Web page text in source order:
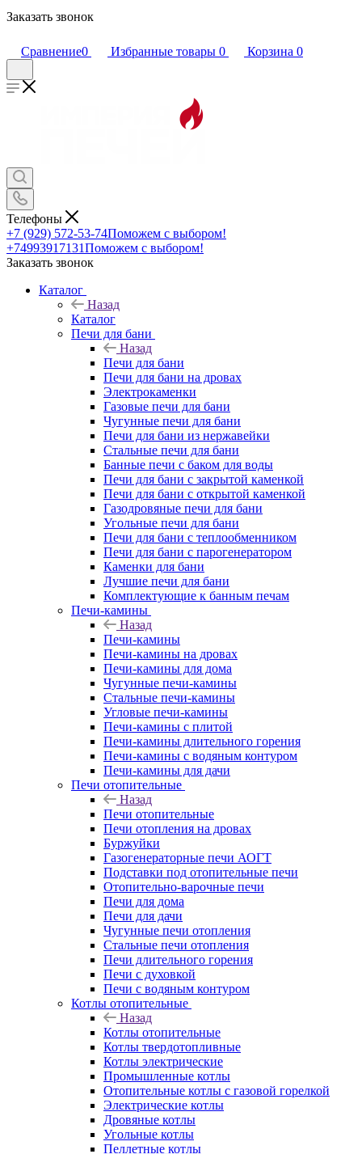
Заказать звонок
Сравнение0 Избранные товары 0 Корзина 0
Телефоны
+7 (929) 572-53-74Поможем с выбором!
+74993917131Поможем с выбором!
Заказать звонок
Каталог
Назад
Каталог
Печи для бани
Назад
Печи для бани
Печи для бани на дровах
Электрокаменки
Газовые печи для бани
Чугунные печи для бани
Печи для бани из нержавейки
Стальные печи для бани
Банные печи с баком для воды
Печи для бани с закрытой каменкой
Печи для бани с открытой каменкой
Газодровяные печи для бани
Угольные печи для бани
Печи для бани с теплообменником
Печи для бани с парогенератором
Каменки для бани
Лучшие печи для бани
Комплектующие к банным печам
Печи-камины
Назад
Печи-камины
Печи-камины на дровах
Печи-камины для дома
Чугунные печи-камины
Стальные печи-камины
Угловые печи-камины
Печи-камины с плитой
Печи-камины длительного горения
Печи-камины с водяным контуром
Печи-камины для дачи
Печи отопительные
Назад
Печи отопительные
Печи отопления на дровах
Буржуйки
Газогенераторные печи АОГТ
Подставки под отопительные печи
Отопительно-варочные печи
Печи для дома
Печи для дачи
Чугунные печи отопления
Стальные печи отопления
Печи длительного горения
Печи с духовкой
Печи с водяным контуром
Котлы отопительные
Назад
Котлы отопительные
Котлы твердотопливные
Котлы электрические
Промышленные котлы
Отопительные котлы с газовой горелкой
Электрические котлы
Дровяные котлы
Угольные котлы
Пеллетные котлы